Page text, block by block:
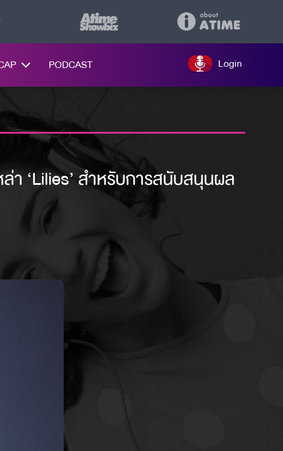
PODCAST Login
า ‘Lilies’ สำหรับการสนับสนุนผล